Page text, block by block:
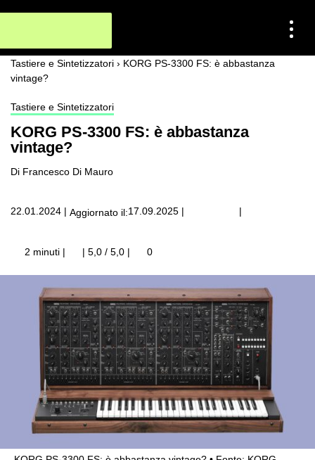
Tastiere e Sintetizzatori › KORG PS-3300 FS: è abbastanza
vintage?
Tastiere e Sintetizzatori
KORG PS-3300 FS: è abbastanza
vintage?
Di Francesco Di Mauro
22.01.2024 | Aggiornato il:17.09.2025 | |
2 minuti | | 5,0 / 5,0 | 0